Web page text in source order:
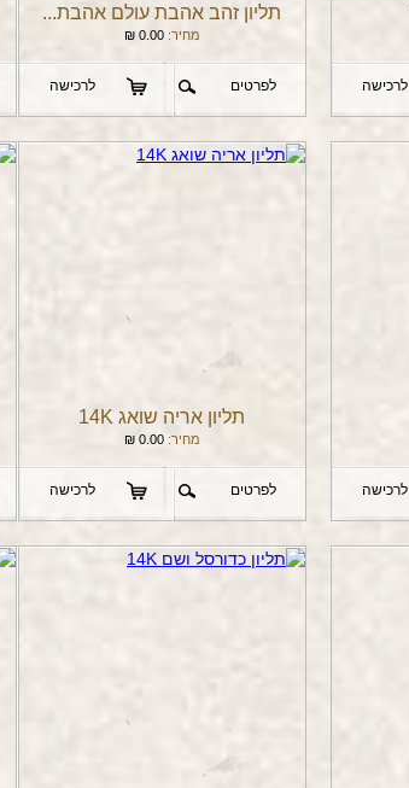
לרכישה
תליון זהב אהבת עולם אהבת...
מחיר: 0.00
₪
לפרטים לרכישה
לרכישה
תליון אריה שואג 14K
מחיר: 0.00
₪
לפרטים לרכישה